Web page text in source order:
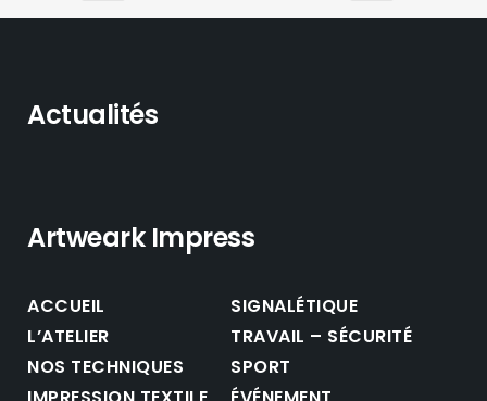
Actualités
Artweark Impress
ACCUEIL
L’ATELIER
NOS TECHNIQUES
SIGNALÉTIQUE
TRAVAIL – SÉCURITÉ
SPORT